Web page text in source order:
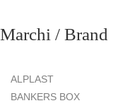
Marchi / Brand
ALPLAST
BANKERS BOX